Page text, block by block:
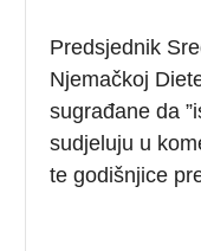
Predsjednik
Njemačkoj
sugrađane da
sudjeluju u
te godišnjice